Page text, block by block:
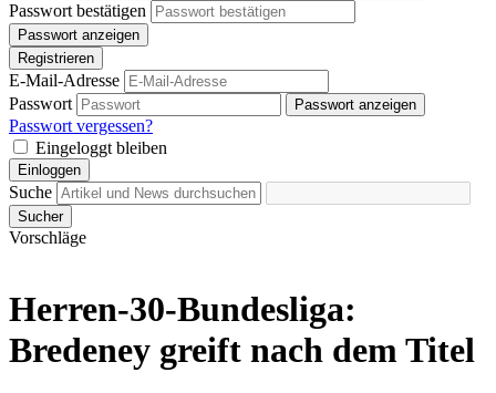
Passwort bestätigen
Passwort anzeigen
Registrieren
E-Mail-Adresse
Passwort
Passwort anzeigen
Passwort vergessen?
Eingeloggt bleiben
Einloggen
Suche
Sucher
Vorschläge
Herren-30-Bundesliga:
Bredeney greift nach dem Titel